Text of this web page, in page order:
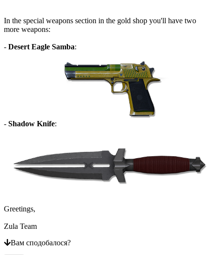
In the special weapons section in the gold shop you'll have two
more weapons:
- Desert Eagle Samba:
- Shadow Knife:
Greetings,
Zula Team
Вам сподобалося?